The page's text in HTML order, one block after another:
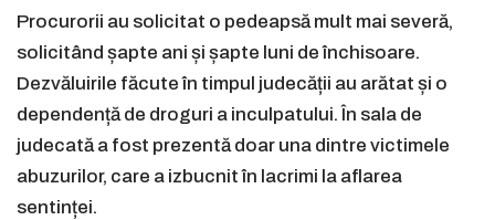
Procurorii au solicitat o pedeapsă mult mai severă,
solicitând șapte ani și șapte luni de închisoare.
Dezvăluirile făcute în timpul judecății au arătat și o
dependență de droguri a inculpatului. În sala de
judecată a fost prezentă doar una dintre victimele
abuzurilor, care a izbucnit în lacrimi la aflarea
sentinței.